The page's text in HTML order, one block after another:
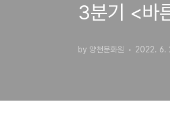
3분기 <바
by 양천문화원 2022. 6.